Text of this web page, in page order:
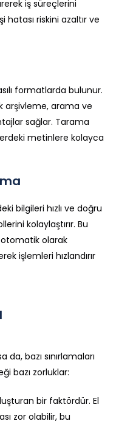
iş süreçlerini
hatası riskini azaltır ve
formatlarda bulunur.
arşivleme, arama ve
sağlar. Tarama
metinlere kolayca
bilgileri hızlı ve doğru
kolaylaştırır. Bu
olarak
işlemleri hızlandırır
bazı sınırlamaları
bazı zorluklar:
bir faktördür. El
zor olabilir, bu